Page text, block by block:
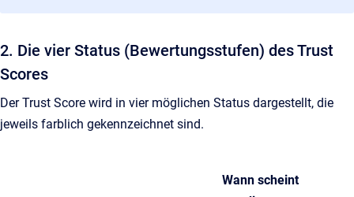
2. Die vier Status (Bewertungsstufen) des Trust
Scores
Der Trust Score wird in vier möglichen Status dargestellt, die
jeweils farblich gekennzeichnet sind.
Wann scheint